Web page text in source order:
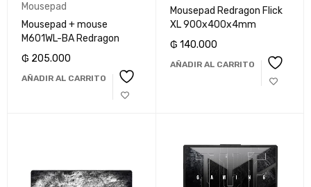
Mousepad
Mousepad + mouse
M601WL-BA Redragon
₲ 205.000
AÑADIR AL CARRITO
Mousepad Redragon Flick
XL 900x400x4mm
₲ 140.000
AÑADIR AL CARRITO